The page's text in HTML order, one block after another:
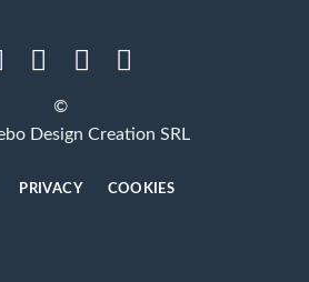
©
Design Creation SRL
PRIVACY COOKIES